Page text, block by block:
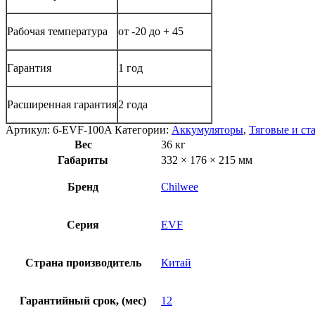
Рабочая температура от -20 до + 45
Гарантия 1 год
Расширенная гарантия2 года
Артикул: 6-EVF-100A Категории: Аккумуляторы, Тяговые и
Вес
36 кг
Габариты
332 × 176 × 215 мм
Бренд Chilwee
Серия EVF
Страна производитель Китай
Гарантийный срок, (мес) 12